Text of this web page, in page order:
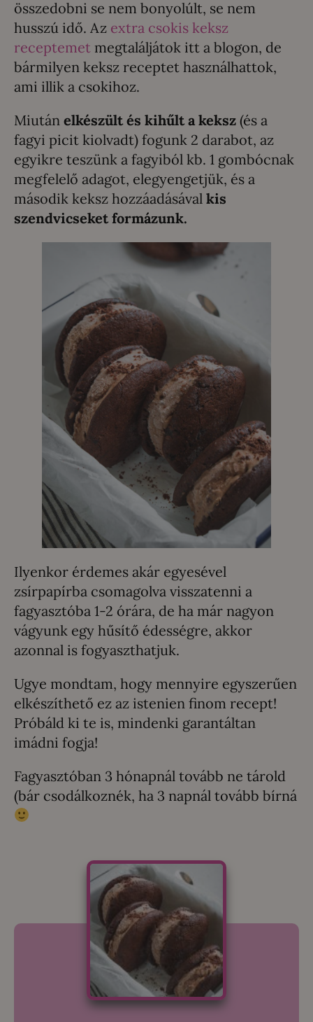
összedobni se nem bonyolúlt, se nem
husszú idő. Az extra csokis keksz
receptemet megtaláljátok itt a blogon, de
bármilyen keksz receptet használhattok,
ami illik a csokihoz.
Miután elkészült és kihűlt a keksz (és a
fagyi picit kiolvadt) fogunk 2 darabot, az
egyikre teszünk a fagyiból kb. 1 gombócnak
megfelelő adagot, elegyengetjük, és a
második keksz hozzáadásával kis
szendvicseket formázunk.
Ilyenkor érdemes akár egyesével
zsírpapírba csomagolva visszatenni a
fagyasztóba 1-2 órára, de ha már nagyon
vágyunk egy hűsítő édességre, akkor
azonnal is fogyaszthatjuk.
Ugye mondtam, hogy mennyire egyszerűen
elkészíthető ez az istenien finom recept!
Próbáld ki te is, mindenki garantáltan
imádni fogja!
Fagyasztóban 3 hónapnál tovább ne tárold
(bár csodálkoznék, ha 3 napnál tovább bírná